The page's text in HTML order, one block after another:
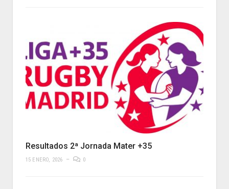
Resultados 2ª Jornada Mater +35
15 ENERO, 2026 0